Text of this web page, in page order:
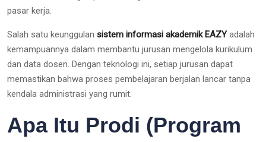
pasar kerja.
Salah satu keunggulan sistem informasi akademik EAZYadalah
kemampuannya dalam membantu jurusan mengelola kurikulum
dan data dosen. Dengan teknologi ini, setiap jurusan dapat
memastikan bahwa proses pembelajaran berjalan lancar tanpa
kendala administrasi yang rumit.
Apa Itu Prodi (Program